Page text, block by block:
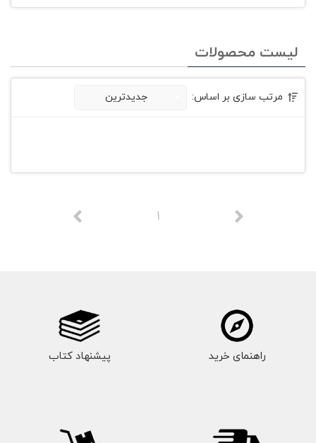
لیست محصولات
مرتب سازی بر اساس: جدیدترین
1
راهنمای خرید پیشنهاد کتاب